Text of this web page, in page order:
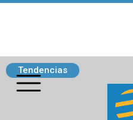
Tendencias